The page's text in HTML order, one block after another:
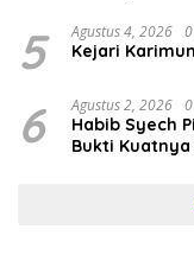
5 Agustus 4, 2026
Kejari
6 Agustus 2, 2026
Habib Syech
Bukti